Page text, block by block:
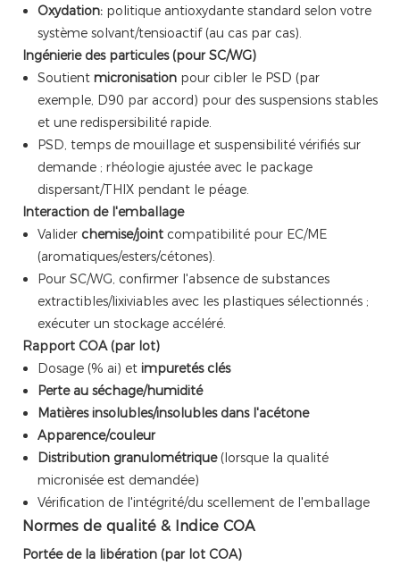
Oxydation: politique antioxydante standard selon votre
système solvant/tensioactif (au cas par cas).
Ingénierie des particules (pour SC/WG)
Soutient micronisation pour cibler le PSD (par
exemple, D90 par accord) pour des suspensions stables
et une redispersibilité rapide.
PSD, temps de mouillage et suspensibilité vérifiés sur
demande ; rhéologie ajustée avec le package
dispersant/THIX pendant le péage.
Interaction de l'emballage
Valider chemise/joint compatibilité pour EC/ME
(aromatiques/esters/cétones).
Pour SC/WG, confirmer l'absence de substances
extractibles/lixiviables avec les plastiques sélectionnés ;
exécuter un stockage accéléré.
Rapport COA (par lot)
Dosage (% ai) et impuretés clés
Perte au séchage/humidité
Matières insolubles/insolubles dans l'acétone
Apparence/couleur
Distribution granulométrique(lorsque la qualité
micronisée est demandée)
Vérification de l'intégrité/du scellement de l'emballage
Normes de qualité & Indice COA
Portée de la libération (par lot COA)